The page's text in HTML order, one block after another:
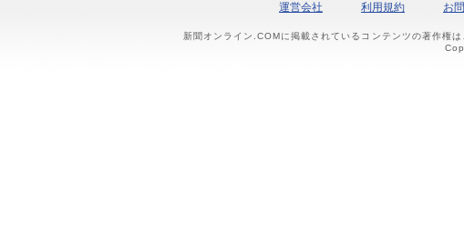
運営会社 利用規約 お
新聞オンライン.COMに掲載されているコンテンツの著作権